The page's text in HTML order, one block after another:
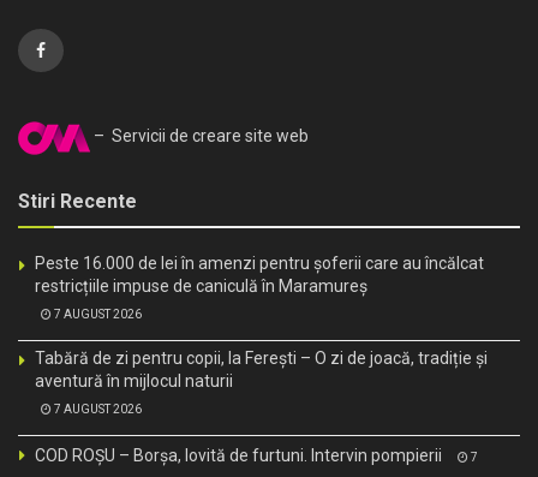
– Servicii de creare site web
Stiri Recente
Peste 16.000 de lei în amenzi pentru șoferii care au încălcat
restricțiile impuse de caniculă în Maramureș
7 AUGUST 2026
Tabără de zi pentru copii, la Ferești – O zi de joacă, tradiție și
aventură în mijlocul naturii
7 AUGUST 2026
COD ROȘU – Borșa, lovită de furtuni. Intervin pompierii 7